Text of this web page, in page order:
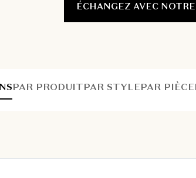
ÉCHANGEZ AVEC
PAR PRODUITPAR STYLEPAR PIÈCE